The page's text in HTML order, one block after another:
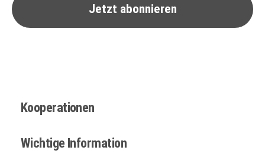
Jetzt abonnieren
Kooperationen
Wichtige Information